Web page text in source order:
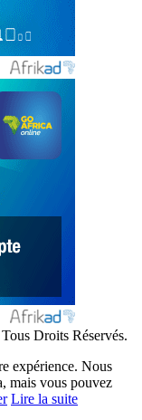
Droits Réservés.
expérience. Nous
mais vous pouvez
Lire la suite